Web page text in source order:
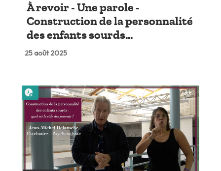
À revoir - Une parole -
Construction de la personnalité
des enfants sourds...
25 août 2025
Lire plus tard